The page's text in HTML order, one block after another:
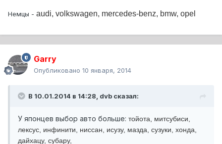
Немцы - audi, volkswagen, mercedes-benz, bmw, opel
Garry
Опубликовано 10 января, 2014
В 10.01.2014 в 14:28, dvb сказал:
У японцев выбор авто больше: тойота, митсубиси,
лексус, инфинити, ниссан, исузу, мазда, сузуки, хонда,
дайхацу, субару,